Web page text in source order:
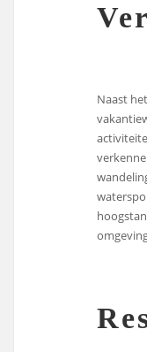
Naast